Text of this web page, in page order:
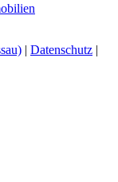
| Datenschutz |